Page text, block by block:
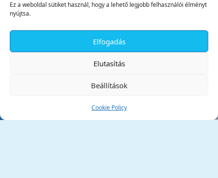
Ez a weboldal sütiket használ, hogy a lehető legjobb felhasználói élményt
nyújtsa.
Elfogadás
Elutasítás
Beállítások
Cookie Policy
Tata Város Önkormányzata
✕